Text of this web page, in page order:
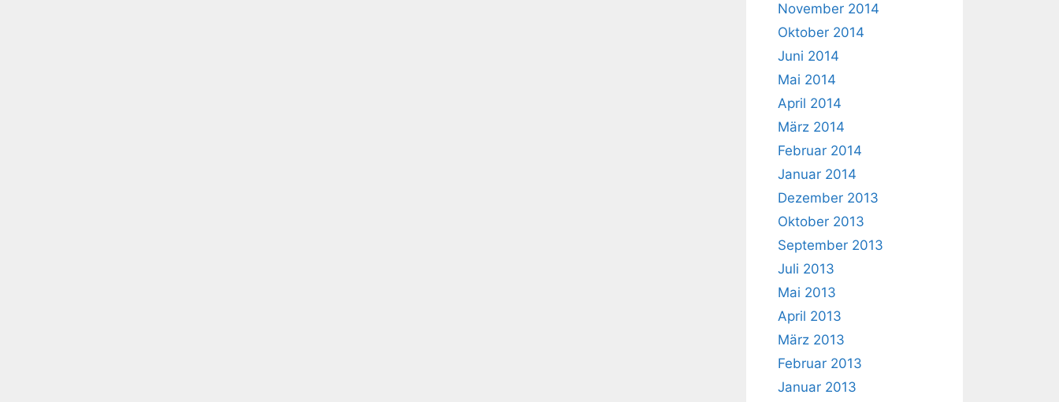
November 2014
Oktober 2014
Juni 2014
Mai 2014
April 2014
März 2014
Februar 2014
Januar 2014
Dezember 2013
Oktober 2013
September 2013
Juli 2013
Mai 2013
April 2013
März 2013
Februar 2013
Januar 2013